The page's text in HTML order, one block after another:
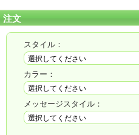
注文
スタイル：
カラー：
メッセージスタイル：